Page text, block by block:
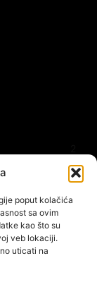
poput kolačića
sa ovim
kao što su
veb lokaciji.
uticati na
2